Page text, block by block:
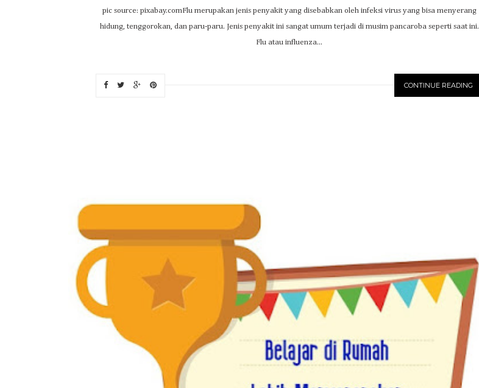
pic source: pixabay.comFlu merupakan jenis penyakit yang disebabkan oleh infeksi virus yang bisa menyerang
hidung, tenggorokan, dan paru-paru. Jenis penyakit ini sangat umum terjadi di musim pancaroba seperti saat ini.
Flu atau influenza...
CONTINUE READING